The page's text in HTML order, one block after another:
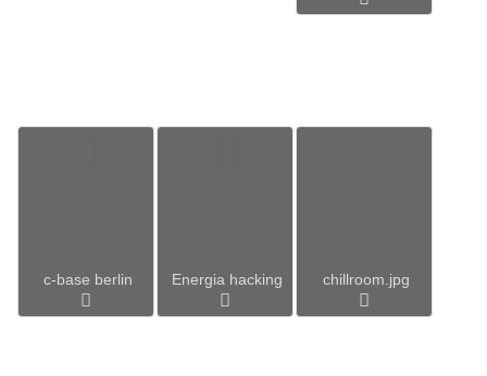
c-base berlin Energia hacking chillroom.jpg